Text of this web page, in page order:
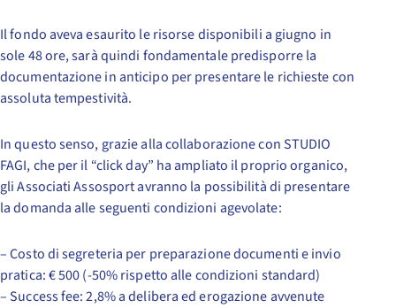
Il fondo aveva esaurito le risorse disponibili a giugno in
sole 48 ore, sarà quindi fondamentale predisporre la
documentazione in anticipo per presentare le richieste con
assoluta tempestività.
In questo senso, grazie alla collaborazione con STUDIO
FAGI, che per il “click day” ha ampliato il proprio organico,
gli Associati Assosport avranno la possibilità di presentare
la domanda alle seguenti condizioni agevolate:
– Costo di segreteria per preparazione documenti e invio
pratica: € 500 (-50% rispetto alle condizioni standard)
– Success fee: 2,8% a delibera ed erogazione avvenute